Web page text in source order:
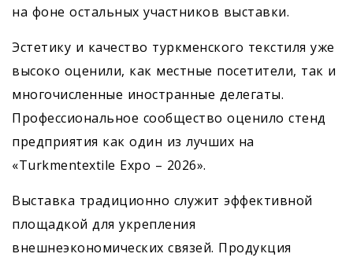
на фоне остальных участников выставки.
Эстетику и качество туркменского текстиля уже
высоко оценили, как местные посетители, так и
многочисленные иностранные делегаты.
Профессиональное сообщество оценило стенд
предприятия как один из лучших на
«Turkmentextile Expo – 2026».
Выставка традиционно служит эффективной
площадкой для укрепления
внешнеэкономических связей. Продукция